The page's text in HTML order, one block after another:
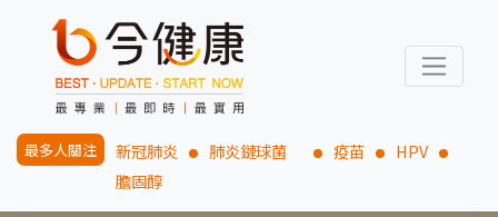
最多人關注 新冠肺炎 肺炎鏈球菌 疫苗
HPV
膽固醇